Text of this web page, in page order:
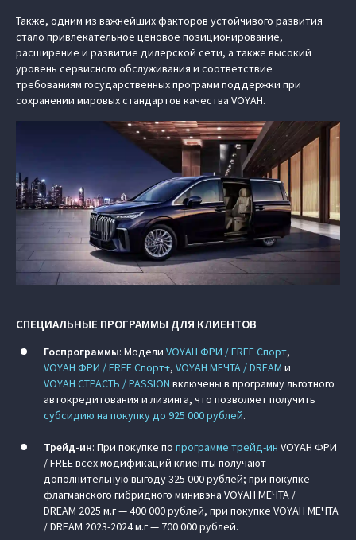
Также, одним из важнейших факторов устойчивого развития
стало привлекательное ценовое позиционирование,
расширение и развитие дилерской сети, а также высокий
уровень сервисного обслуживания и соответствие
требованиям государственных программ поддержки при
сохранении мировых стандартов качества VOYAH.
СПЕЦИАЛЬНЫЕ ПРОГРАММЫ ДЛЯ КЛИЕНТОВ
Госпрограммы: Модели VOYAH ФРИ / FREE Спорт,
VOYAH ФРИ / FREE Спорт+, VOYAH МЕЧТА / DREAM и
VOYAH СТРАСТЬ / PASSION включены в программу льготного
автокредитования и лизинга, что позволяет получить
субсидию на покупку до 925 000 рублей.
Трейд-ин: При покупке по программе трейд-ин VOYAH ФРИ
/ FREE всех модификаций клиенты получают
дополнительную выгоду 325 000 рублей; при покупке
флагманского гибридного минивэна VOYAH МЕЧТА /
DREAM 2025 м.г — 400 000 рублей, при покупке VOYAH МЕЧТА
/ DREAM 2023-2024 м.г — 700 000 рублей.